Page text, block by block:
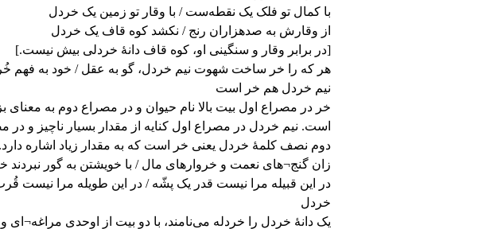
با کمال تو فلک یک نقطه‌ست / با وقار تو زمین یک خردل
از وقارش به صدهزاران رنج / نکشد کوه قاف یک خردل
[در برابر وقار و سنگینی او، کوه قاف دانۀ خردلی بیش نیست.]
هر که را خر ساخت شهوت نیم خردل، گو به عقل / خود به فهم
نیم خردل هم خر است
خر در مصراع اول بیت بالا نام حیوان و در مصراع دوم به معنای
است. نیم خردل در مصراع اول کنایه از مقدار بسیار ناچیز و در
دوم نصف کلمۀ خردل یعنی خر است که به مقدار زیاد اشاره دارد.
زان گنج¬های نعمت و خروارهای مال / با خویشتن به گور نبردند
در این قبیله مرا نیست قدر یک پشّه / در این طویله مرا نیست
خردل
یک دانۀ خردل را خردله می‌نامند، با دو بیت از اوحدی